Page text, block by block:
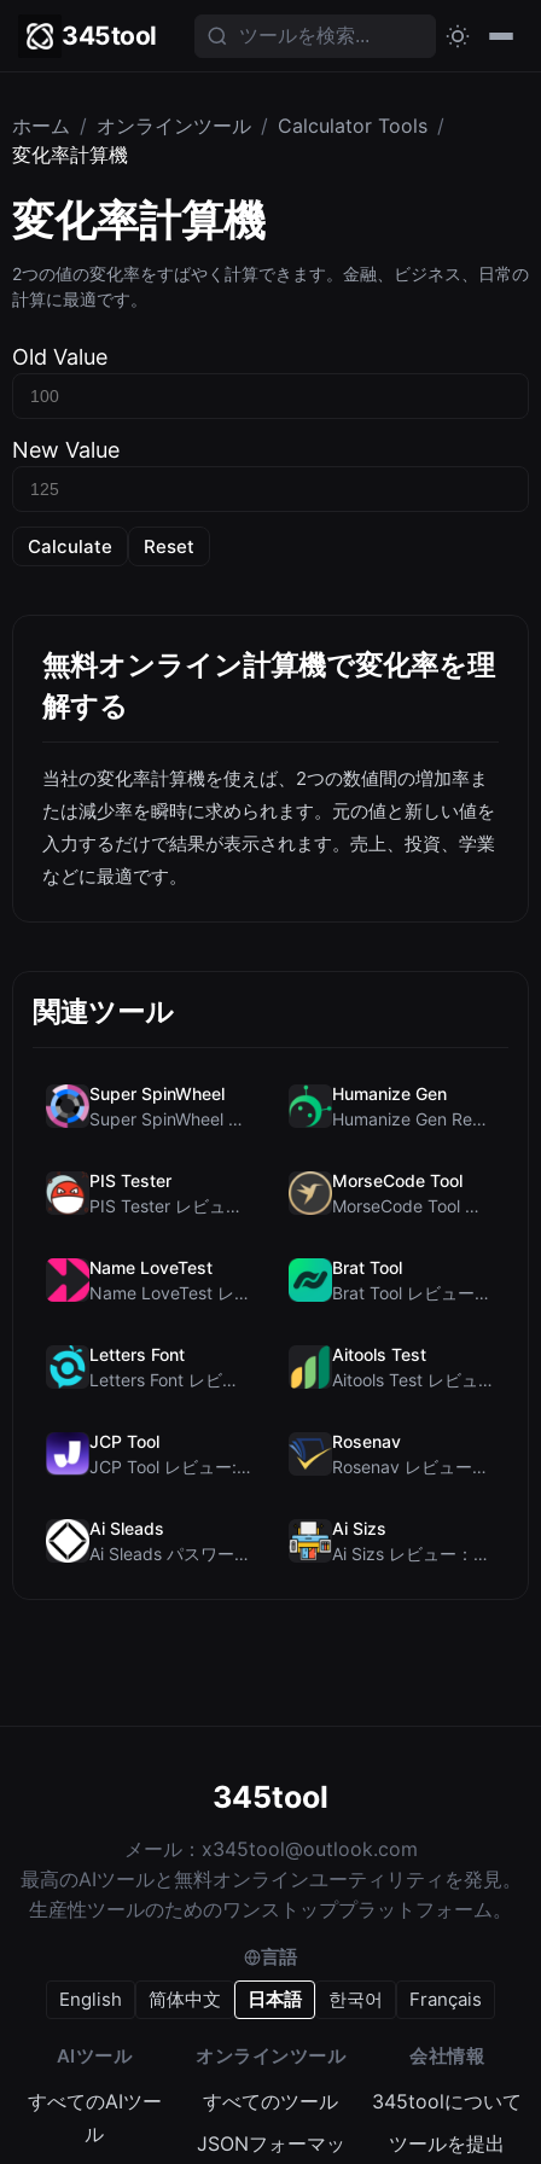
345tool
ホーム / オンラインツール / Calculator Tools /
変化率計算機
変化率計算機
2つの値の変化率をすばやく計算できます。金融、ビジネス、日常の
計算に最適です。
Old Value
New Value
Calculate Reset
無料オンライン計算機で変化率を理
解する
当社の変化率計算機を使えば、2つの数値間の増加率ま
たは減少率を瞬時に求められます。元の値と新しい値を
入力するだけで結果が表示されます。売上、投資、学業
などに最適です。
関連ツール
Super SpinWheel
Super SpinWheel レビュー：プライバシー最優先の無料ホイールスピナーでランダム抽選
Humanize Gen
Humanize Gen Review: A Deep Dive into This Free AI...
PIS Tester
PIS Tester レビュー：偽の友達を暴く、AI完全排除の友情クイズ
MorseCode Tool
MorseCode Tool レビュー：音声と光を備えた無料オンラインテキスト⇔モールス信号変換ツー...
Name LoveTest
Name LoveTest レビュー：プライバシー重視で画像を共有できる恋愛相性計算ツール
Brat Tool
Brat Tool レビュー：無料のCharli XCX風Bratテキスト生成ツール
Letters Font
Letters Font レビュー：Instagramなどで使える無料Unicodeフォントジェネレ...
Aitools Test
Aitools Test レビュー：無料ブラウザベースのAI検出器、トークンカウンター、コスト見積も...
JCP Tool
JCP Tool レビュー: JSON、CSV、YAML、XML対応の無料クライアントサイドデータ変...
Rosenav
Rosenav レビュー：無料オンラインコサイン類似度チェッカー＆テキスト差分ツール
Ai Sleads
Ai Sleads パスワード強度チェッカーレビュー：ゼロアップロード、リアルタイムエントロピー分析
Ai Sizs
Ai Sizs レビュー：無料でプライベートな画像類似度比較・ぼけ検出ツール
345tool
メール： x345tool@outlook.com
最高のAIツールと無料オンラインユーティリティを発見。
生産性ツールのためのワンストッププラットフォーム。
言語
English
简体中文 日本語 한국어 Français
AIツール
すべてのAIツー
ル
オンラインツール
すべてのツール
JSONフォーマッ
会社情報
345toolについて
ツールを提出